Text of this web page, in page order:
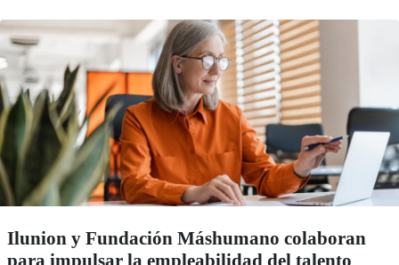
Ilunion y Fundación Máshumano colaboran
para impulsar la empleabilidad del talento